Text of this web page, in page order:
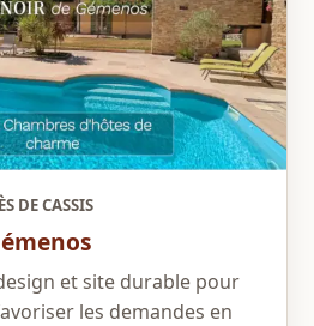
DE CASSIS
et site durable pour
les demandes en